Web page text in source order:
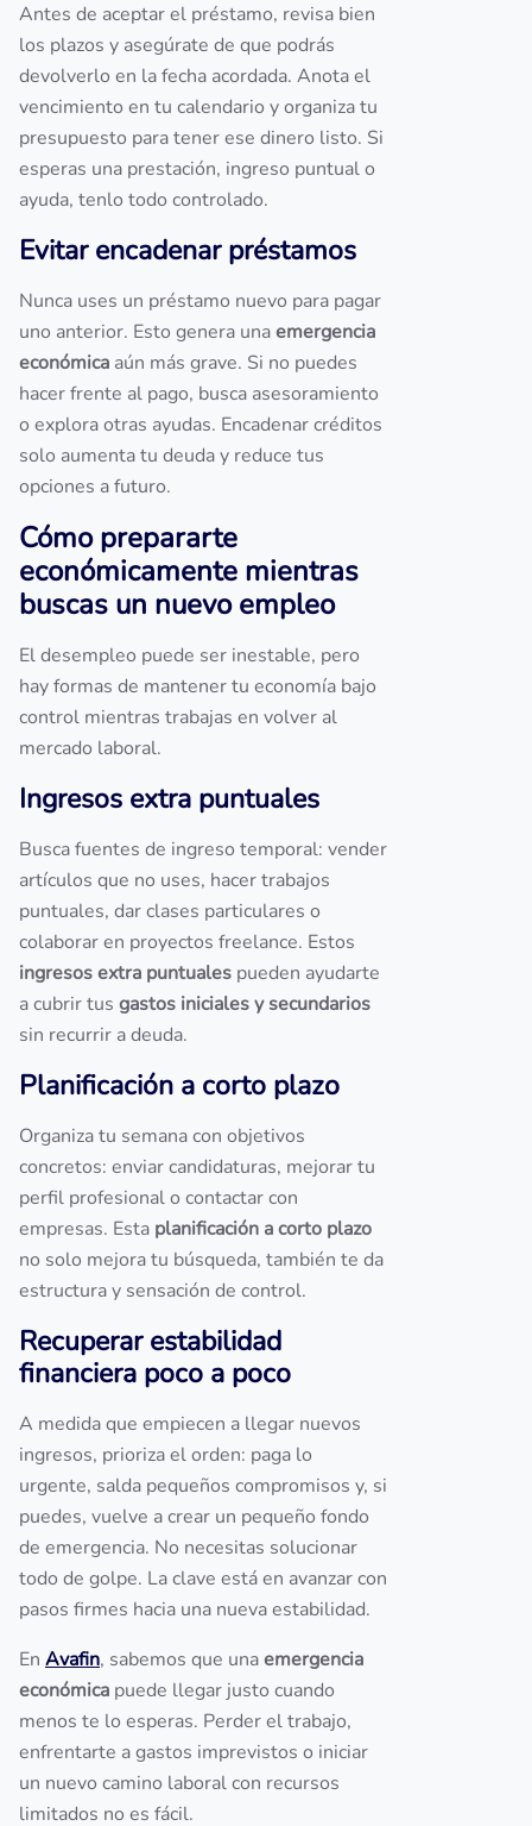
Antes de aceptar el préstamo, revisa bien
los plazos y asegúrate de que podrás
devolverlo en la fecha acordada. Anota el
vencimiento en tu calendario y organiza tu
presupuesto para tener ese dinero listo. Si
esperas una prestación, ingreso puntual o
ayuda, tenlo todo controlado.
Evitar encadenar préstamos
Nunca uses un préstamo nuevo para pagar
uno anterior. Esto genera unaemergencia
económica aún más grave. Si no puedes
hacer frente al pago, busca asesoramiento
o explora otras ayudas. Encadenar créditos
solo aumenta tu deuda y reduce tus
opciones a futuro.
Cómo prepararte
económicamente mientras
buscas un nuevo empleo
El desempleo puede ser inestable, pero
hay formas de mantener tu economía bajo
control mientras trabajas en volver al
mercado laboral.
Ingresos extra puntuales
Busca fuentes de ingreso temporal: vender
artículos que no uses, hacer trabajos
puntuales, dar clases particulares o
colaborar en proyectos freelance. Estos
ingresos extra puntuales pueden ayudarte
a cubrir tus gastos iniciales y secundarios
sin recurrir a deuda.
Planificación a corto plazo
Organiza tu semana con objetivos
concretos: enviar candidaturas, mejorar tu
perfil profesional o contactar con
empresas. Esta planificación a corto plazo
no solo mejora tu búsqueda, también te da
estructura y sensación de control.
Recuperar estabilidad
financiera poco a poco
A medida que empiecen a llegar nuevos
ingresos, prioriza el orden: paga lo
urgente, salda pequeños compromisos y, si
puedes, vuelve a crear un pequeño fondo
de emergencia. No necesitas solucionar
todo de golpe. La clave está en avanzar con
pasos firmes hacia una nueva estabilidad.
En Avafin, sabemos que unaemergencia
económica puede llegar justo cuando
menos te lo esperas. Perder el trabajo,
enfrentarte a gastos imprevistos o iniciar
un nuevo camino laboral con recursos
limitados no es fácil.